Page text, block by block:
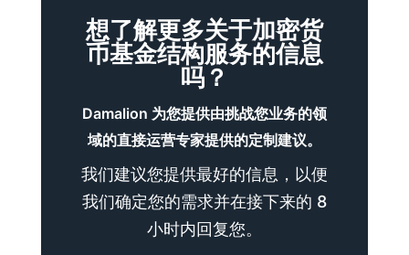
想了解更多关于加密货
币基金结构服务的信息
吗？
Damalion 为您提供由挑战您业务的领
域的直接运营专家提供的定制建议。
我们建议您提供最好的信息，以便
我们确定您的需求并在接下来的 8
小时内回复您。